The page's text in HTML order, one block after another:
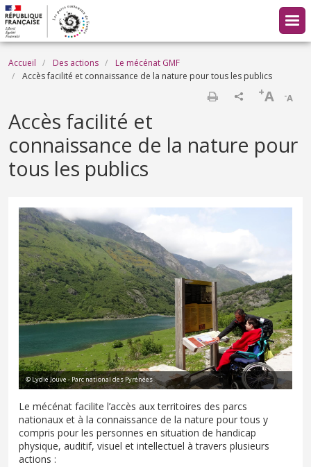
Aller au contenu principal
Fil d'Ariane
Accueil Des actions
Le mécénat GMF
Accès facilité et connaissance de la nature pour tous les publics
-A
+A
Accès facilité et
connaissance de la nature pour
tous les publics
© Lydie Jouve - Parc national des Pyrénées
Le mécénat facilite l’accès aux territoires des parcs
nationaux et à la connaissance de la nature pour tous y
compris pour les personnes en situation de handicap
physique, auditif, visuel et intellectuel à travers plusieurs
actions :